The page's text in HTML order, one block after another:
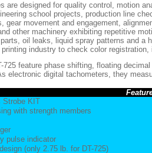
are designed for quality control, motion
school projects, production line
gear movement and engagement,
other machinery exhibiting repetitive
oil leaks, liquid spray patterns and a
industry to check color
725 feature phase shifting, floating
electronic digital tachometers, they
Strobe KIT
with strength members
pulse indicator
(only 2.75 lb. for DT-725)